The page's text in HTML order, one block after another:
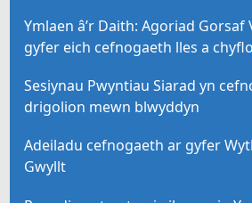
Ymlaen â’r Daith: Agoriad Gorsaf
gyfer eich cefnogaeth lles a
Sesiynau Pwyntiau Siarad yn
drigolion mewn blwyddyn
Adeiladu cefnogaeth ar gyfer
Gwyllt